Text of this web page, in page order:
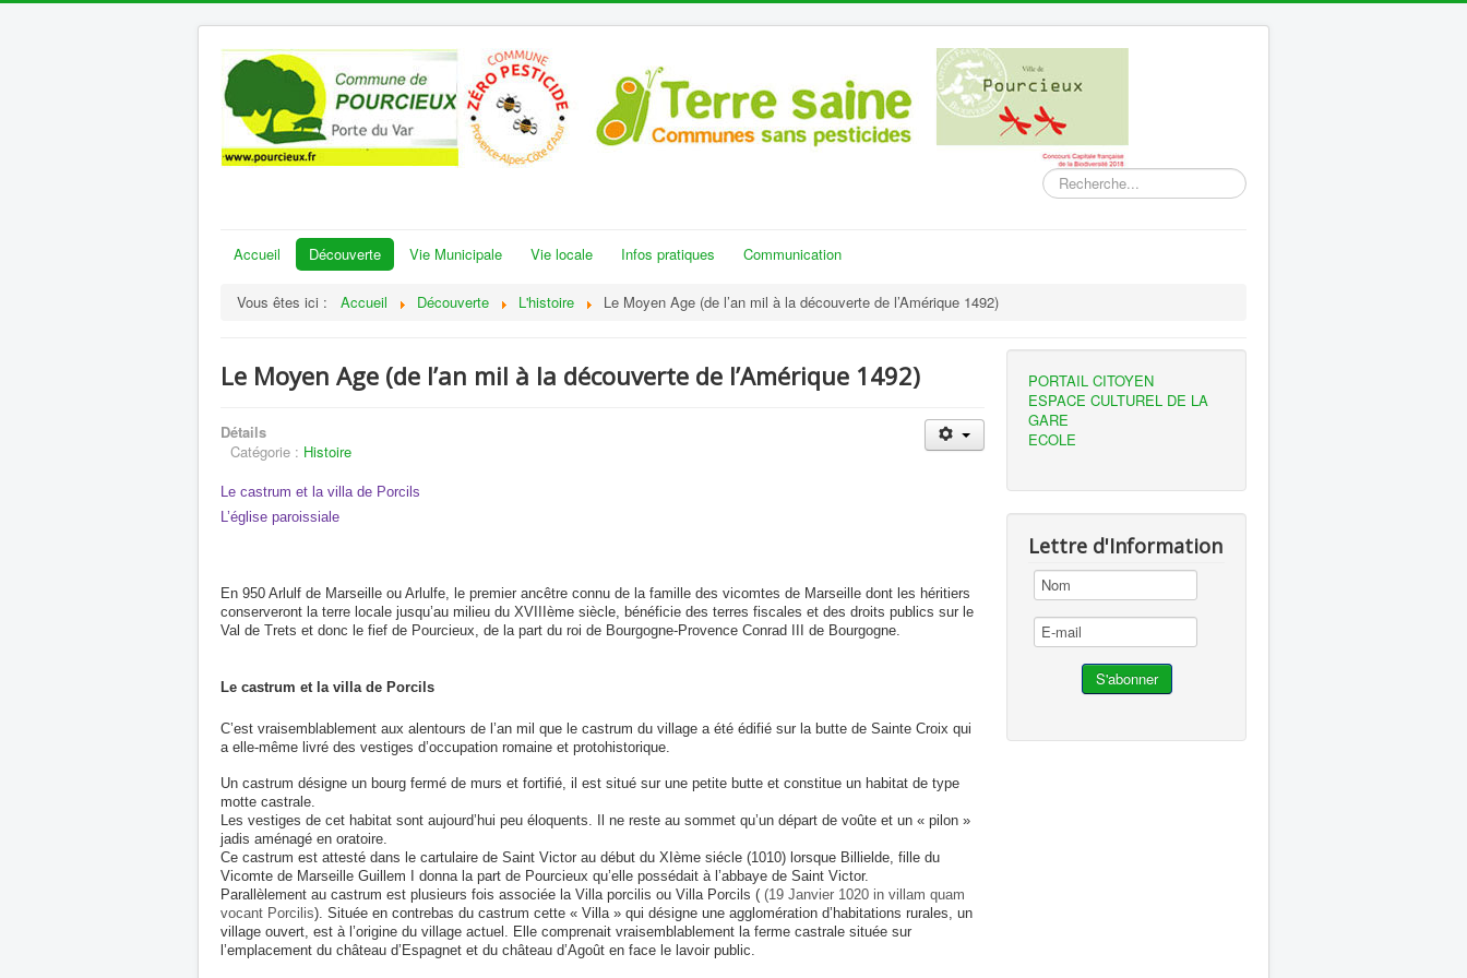
Rechercher
Accueil Découverte Vie Municipale Vie locale Infos pratiques Communication
Vous êtes ici : Accueil Découverte L'histoire Le Moyen Age (de l’an mil à la découverte de l’Amérique 1492)
Le Moyen Age (de l’an mil à la découverte de l’Amérique 1492)
Détails
Catégorie : Histoire
Le castrum et la villa de Porcils
L’église paroissiale
En 950 Arlulf de Marseille ou Arlulfe, le premier ancêtre connu de la famille des vicomtes de Marseille dont les héritiers
conserveront la terre locale jusqu’au milieu du XVIIIème siècle, bénéficie des terres fiscales et des droits publics sur le
Val de Trets et donc le fief de Pourcieux, de la part du roi de Bourgogne-Provence Conrad III de Bourgogne.
Le castrum et la villa de Porcils
C’est vraisemblablement aux alentours de l’an mil que le castrum du village a été édifié sur la butte de Sainte Croix qui
a elle-même livré des vestiges d’occupation romaine et protohistorique.
Un castrum désigne un bourg fermé de murs et fortifié, il est situé sur une petite butte et constitue un habitat de type
motte castrale.
Les vestiges de cet habitat sont aujourd’hui peu éloquents. Il ne reste au sommet qu’un départ de voûte et un « pilon »
jadis aménagé en oratoire.
Ce castrum est attesté dans le cartulaire de Saint Victor au début du XIème siécle (1010) lorsque Billielde, fille du
Vicomte de Marseille Guillem I donna la part de Pourcieux qu’elle possédait à l’abbaye de Saint Victor.
Parallèlement au castrum est plusieurs fois associée la Villa porcilis ou Villa Porcils ( (19 Janvier 1020 in villam quam
vocant Porcilis). Située en contrebas du castrum cette « Villa » qui désigne une agglomération d’habitations rurales, un
village ouvert, est à l’origine du village actuel. Elle comprenait vraisemblablement la ferme castrale située sur
l’emplacement du château d’Espagnet et du château d’Agoût en face le lavoir public.
PORTAIL CITOYEN
ESPACE CULTUREL DE LA
GARE
ECOLE
Lettre d'Information